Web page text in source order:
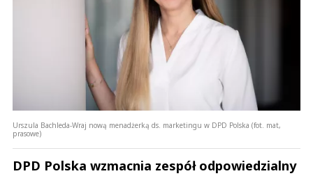
Urszula Bachleda-Wraj nową menadżerką ds. marketingu w DPD Polska (fot. mat,
prasowe)
DPD Polska wzmacnia zespół odpowiedzialny